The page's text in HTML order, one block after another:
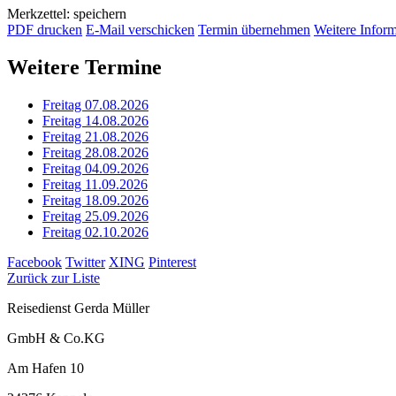
Merkzettel: speichern
PDF drucken E-Mail verschicken Termin übernehmen Weitere
Weitere Termine
Freitag 07.08.2026
Freitag 14.08.2026
Freitag 21.08.2026
Freitag 28.08.2026
Freitag 04.09.2026
Freitag 11.09.2026
Freitag 18.09.2026
Freitag 25.09.2026
Freitag 02.10.2026
Facebook Twitter XING Pinterest
Zurück zur Liste
Reisedienst Gerda Müller
GmbH & Co.KG
Am Hafen 10